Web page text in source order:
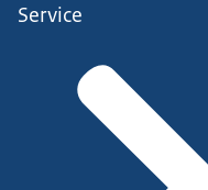
Service